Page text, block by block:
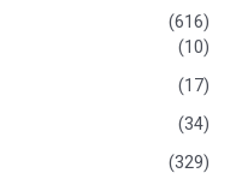
(616)
(10)
(17)
(34)
(329)